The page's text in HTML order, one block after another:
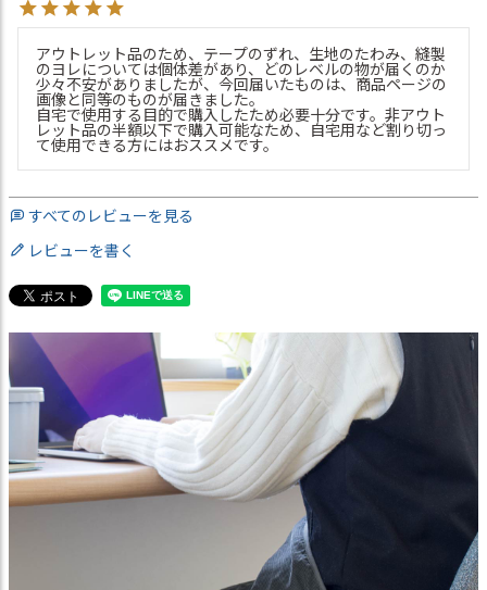
アウトレット品のため、テープのずれ、生地のたわみ、縫製
のヨレについては個体差があり、どのレベルの物が届くのか
少々不安がありましたが、今回届いたものは、商品ページの
画像と同等のものが届きました。
自宅で使用する目的で購入したため必要十分です。非アウト
レット品の半額以下で購入可能なため、自宅用など割り切っ
て使用できる方にはおススメです。
すべてのレビューを見る
レビューを書く